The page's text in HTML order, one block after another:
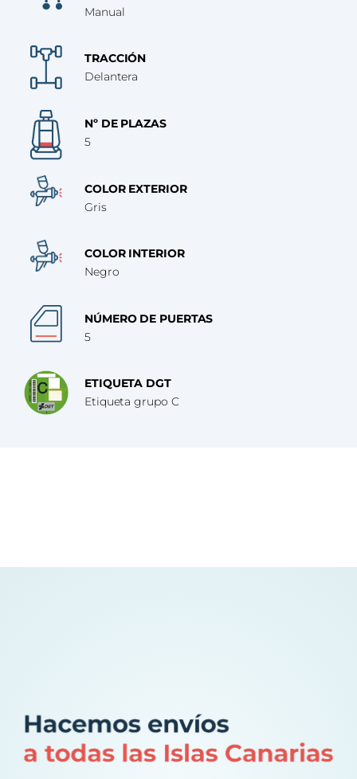
Manual
TRACCIÓN
Delantera
Nº DE PLAZAS
5
COLOR EXTERIOR
Gris
COLOR INTERIOR
Negro
NÚMERO DE PUERTAS
5
ETIQUETA DGT
Etiqueta grupo C